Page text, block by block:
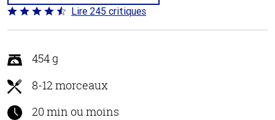
Coté
4.5 sur
Lire 245 critiques
454 g
8-12 morceaux
20 min ou moins